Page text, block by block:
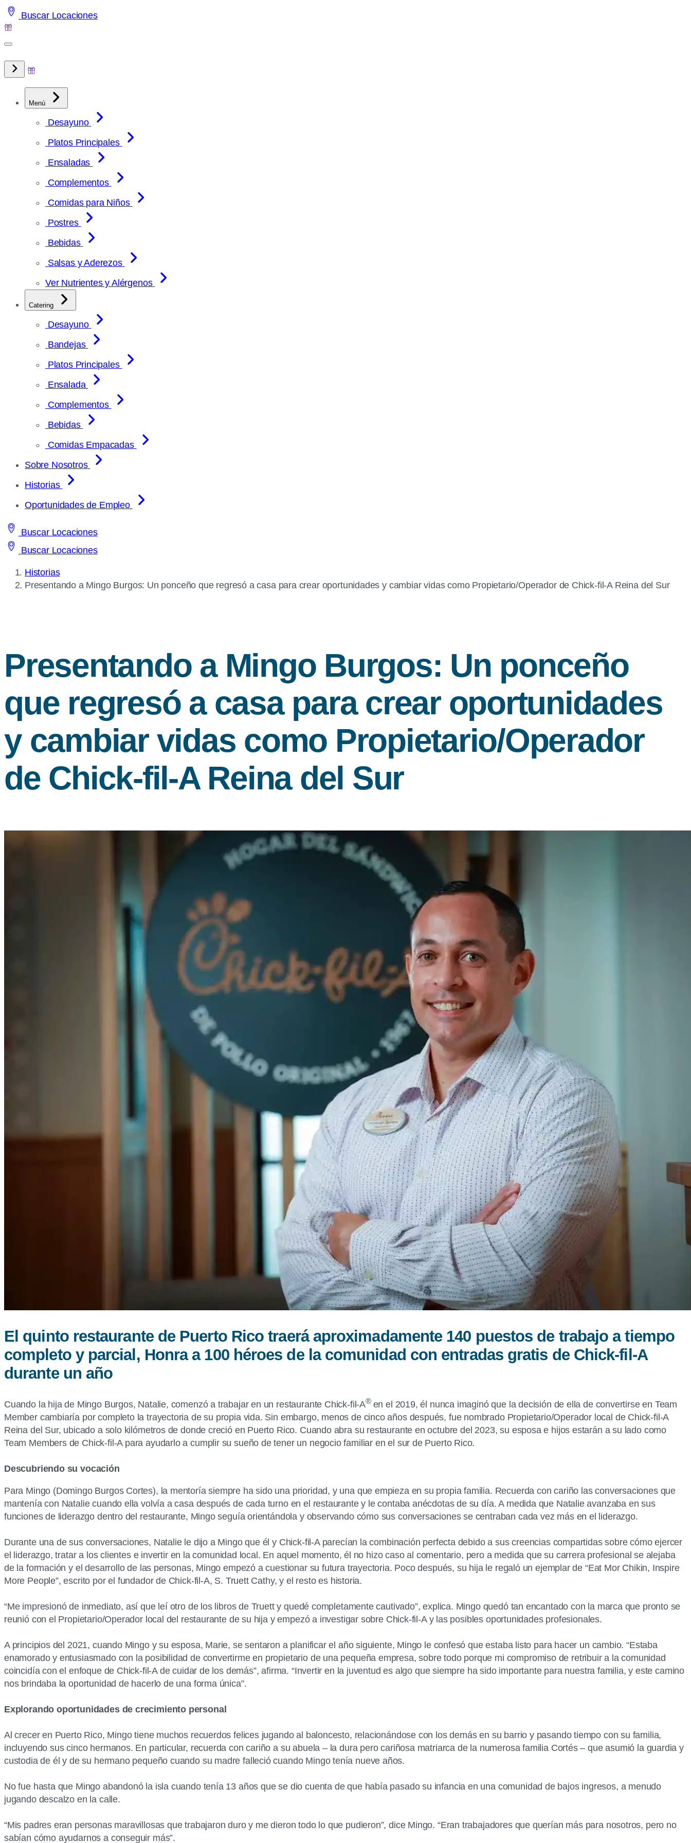
Saltar
al
Buscar Locaciones
Menú
Desayuno
Platos Principales
Ensaladas
Complementos
Comidas para Niños
Postres
Bebidas
Salsas y Aderezos
Ver Nutrientes y Alérgenos
Catering
Desayuno
Bandejas
Platos Principales
Ensalada
Complementos
Bebidas
Comidas Empacadas
Sobre Nosotros
Historias
Oportunidades de Empleo
Buscar Locaciones
Buscar Locaciones
Historias
Current
Presentando a Mingo Burgos: Un ponceño que regresó a casa para crear oportunidades y cambiar vidas como Propietario/Operador de Chick-fil-AReina del Sur
Presentando a Mingo Burgos: Un ponceño
que regresó a casa para crear oportunidades
y cambiar vidas como Propietario/Operador
de Chick-fil-AReina del Sur
El quinto restaurante de Puerto Rico traerá aproximadamente 140 puestos de trabajo a tiempo
completo y parcial, Honra a 100 héroes de la comunidad con entradas gratis de Chick-fil-A
durante un año
Cuando la hija de Mingo Burgos, Natalie, comenzó a trabajar en un restaurante Chick-fil-A® en el 2019, él nunca imaginó que la decisión de ella de convertirse en Team
Member cambiaría por completo la trayectoria de su propia vida. Sin embargo, menos de cinco años después, fue nombrado Propietario/Operador local de Chick-fil-A
Reina del Sur, ubicado a solo kilómetros de donde creció en Puerto Rico. Cuando abra su restaurante en octubre del 2023, su esposa e hijos estarán a su lado como
Team Members de Chick-fil-A para ayudarlo a cumplir su sueño de tener un negocio familiar en el sur de Puerto Rico.
Descubriendo su vocación
Para Mingo (Domingo Burgos Cortes), la mentoría siempre ha sido una prioridad, y una que empieza en su propia familia. Recuerda con cariño las conversaciones que
mantenía con Natalie cuando ella volvía a casa después de cada turno en el restaurante y le contaba anécdotas de su día. A medida que Natalie avanzaba en sus
funciones de liderazgo dentro del restaurante, Mingo seguía orientándola y observando cómo sus conversaciones se centraban cada vez más en el liderazgo.
Durante una de sus conversaciones, Natalie le dijo a Mingo que él y Chick-fil-A parecían la combinación perfecta debido a sus creencias compartidas sobre cómo ejercer
el liderazgo, tratar a los clientes e invertir en la comunidad local. En aquel momento, él no hizo caso al comentario, pero a medida que su carrera profesional se alejaba
de la formación y el desarrollo de las personas, Mingo empezó a cuestionar su futura trayectoria. Poco después, su hija le regaló un ejemplar de “Eat Mor Chikin, Inspire
More People”, escrito por el fundador de Chick-fil-A, S. Truett Cathy, y el resto es historia.
“Me impresionó de inmediato, así que leí otro de los libros de Truett y quedé completamente cautivado”, explica. Mingo quedó tan encantado con la marca que pronto se
reunió con el Propietario/Operador local del restaurante de su hija y empezó a investigar sobre Chick-fil-A y las posibles oportunidades profesionales.
A principios del 2021, cuando Mingo y su esposa, Marie, se sentaron a planificar el año siguiente, Mingo le confesó que estaba listo para hacer un cambio. “Estaba
enamorado y entusiasmado con la posibilidad de convertirme en propietario de una pequeña empresa, sobre todo porque mi compromiso de retribuir a la comunidad
coincidía con el enfoque de Chick-fil-A de cuidar de los demás”, afirma. “Invertir en la juventud es algo que siempre ha sido importante para nuestra familia, y este camino
nos brindaba la oportunidad de hacerlo de una forma única”.
Explorando oportunidades de crecimiento personal
Al crecer en Puerto Rico, Mingo tiene muchos recuerdos felices jugando al baloncesto, relacionándose con los demás en su barrio y pasando tiempo con su familia,
incluyendo sus cinco hermanos. En particular, recuerda con cariño a su abuela – la dura pero cariñosa matriarca de la numerosa familia Cortés – que asumió la guardia y
custodia de él y de su hermano pequeño cuando su madre falleció cuando Mingo tenía nueve años.
No fue hasta que Mingo abandonó la isla cuando tenía 13 años que se dio cuenta de que había pasado su infancia en una comunidad de bajos ingresos, a menudo
jugando descalzo en la calle.
“Mis padres eran personas maravillosas que trabajaron duro y me dieron todo lo que pudieron”, dice Mingo. “Eran trabajadores que querían más para nosotros, pero no
sabían cómo ayudarnos a conseguir más”.